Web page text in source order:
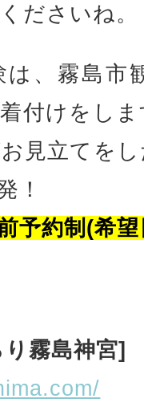
ださいね。
、霧島市
付けをし
見立てを
！
予約制(希
霧島神宮]